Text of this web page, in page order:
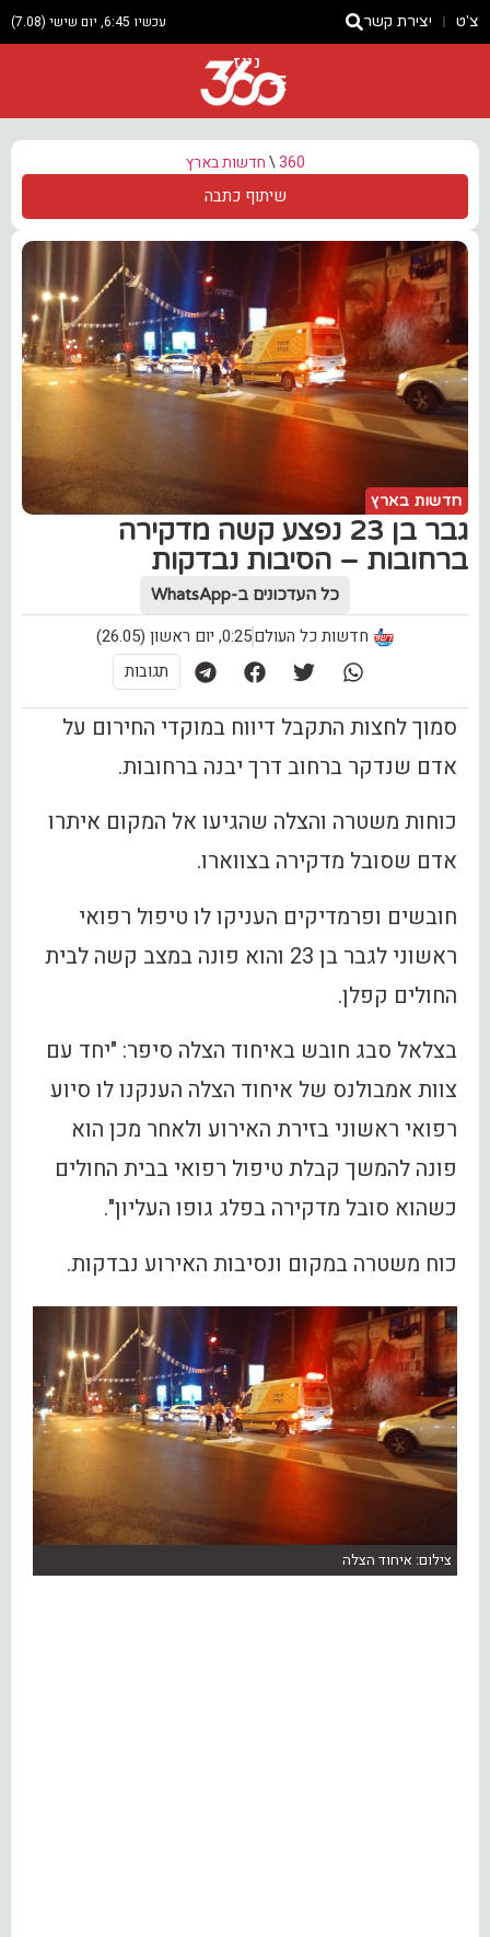
צ'ט יצירת קשר עכשיו 6:45, יום שישי (7.08)
ניוז
360
\חדשות בארץ
שיתוף כתבה
חדשות בארץ
גבר בן 23 נפצע קשה מדקירה
ברחובות – הסיבות נבדקות
כל העדכונים ב-WhatsApp
חדשות כל העולם0:25, יום ראשון (26.05)
תגובות
סמוך לחצות התקבל דיווח במוקדי החירום על
אדם שנדקר ברחוב דרך יבנה ברחובות.
כוחות משטרה והצלה שהגיעו אל המקום איתרו
אדם שסובל מדקירה בצווארו.
חובשים ופרמדיקים העניקו לו טיפול רפואי
ראשוני לגבר בן 23 והוא פונה במצב קשה לבית
החולים קפלן.
בצלאל סבג חובש באיחוד הצלה סיפר: "יחד עם
צוות אמבולנס של איחוד הצלה הענקנו לו סיוע
רפואי ראשוני בזירת האירוע ולאחר מכן הוא
פונה להמשך קבלת טיפול רפואי בבית החולים
כשהוא סובל מדקירה בפלג גופו העליון".
כוח משטרה במקום ונסיבות האירוע נבדקות.
צילום: איחוד הצלה